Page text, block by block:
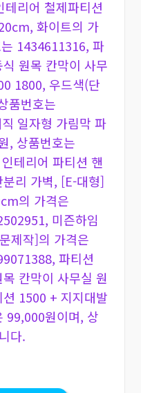
리어 철제파티션
화이트의 가
1434611316, 파
원목 칸막이 사무
1800, 우드색(단
품번호는
일자형 가림막 파
, 상품번호는
테리어 파티션 핸
리 가벽, [E-대형]
의 가격은
미즌하임
제작]의 가격은
파티션
칸막이 사무실 원
1500 + 지지대발
99,000원이며, 상
다.